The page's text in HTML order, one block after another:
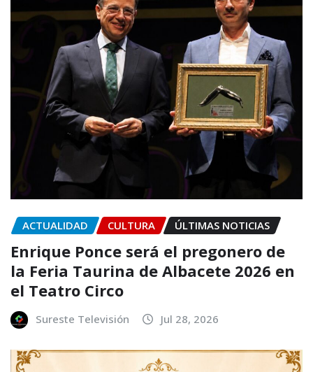
ACTUALIDAD CULTURA ÚLTIMAS NOTICIAS
Enrique Ponce será el pregonero de
la Feria Taurina de Albacete 2026 en
el Teatro Circo
Sureste Televisión Jul 28, 2026